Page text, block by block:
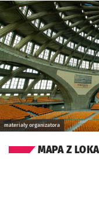
Kliknij, aby powiększyć
materiały organizatora
MAPA Z